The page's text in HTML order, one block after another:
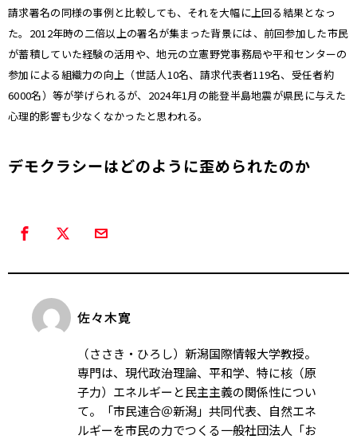
請求署名の同様の事例と比較しても、それを大幅に上回る結果となっ
た。2012年時の二倍以上の署名が集まった背景には、前回参加した市民
が蓄積していた経験の活用や、地元の立憲野党事務局や平和センターの
参加による組織力の向上（世話人10名、請求代表者119名、受任者約
6000名）等が挙げられるが、2024年1月の能登半島地震が県民に与えた
心理的影響も少なくなかったと思われる。
デモクラシーはどのように歪められたのか
佐々木寛
（ささき・ひろし）新潟国際情報大学教授。
専門は、現代政治理論、平和学、特に核（原
子力）エネルギーと民主主義の関係性につい
て。「市民連合＠新潟」共同代表、自然エネ
ルギーを市民の力でつくる一般社団法人「お